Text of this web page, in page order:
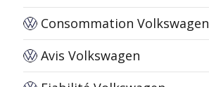
Consommation Volkswagen
Avis Volkswagen